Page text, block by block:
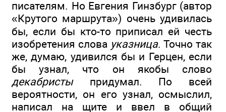
писателям. Но Евгения Гинзбург (автор
«Крутого маршрута») очень удивилась
бы, если бы кто-то приписал ей честь
изобретения слова указница. Точно так
же, думаю, удивился бы и Герцен, если
бы узнал, что он якобы слово
декабристыпридумал. По всей
вероятности, он его узнал, осмыслил,
написал на щите и ввел в общий